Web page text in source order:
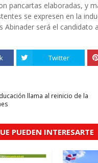
pancartas elaboradas, y
se expresen en la
Abinader será el candidato
Twitter
llama al reinicio de la
PUEDEN INTERESARTE